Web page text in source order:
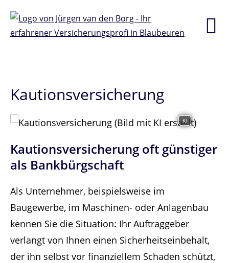
Kautionsversicherung
KI
Kautionsversicherung oft günstiger
als Bankbürgschaft
Als Unternehmer, beispielsweise im
Baugewerbe, im Maschinen- oder Anlagenbau
kennen Sie die Situation: Ihr Auftraggeber
verlangt von Ihnen einen Sicherheitseinbehalt,
der ihn selbst vor finanziellem Schaden schützt,